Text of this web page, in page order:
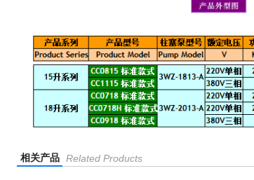
相关产品 Related Products